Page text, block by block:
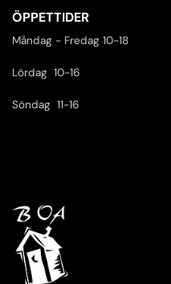
ÖPPETTIDER
Måndag - Fredag 10-18
Lördag 10-16
Söndag 11-16